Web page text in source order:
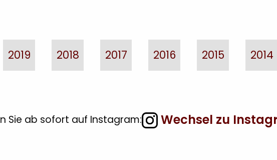
2019 2018 2017 2016 2015 2014
Sie ab sofort auf Instagram: Wechsel zu